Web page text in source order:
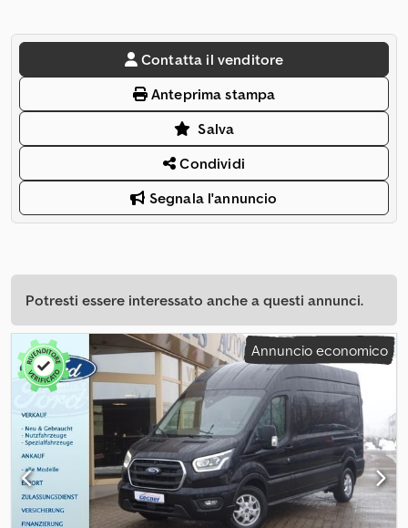
Contatta il venditore
Anteprima stampa
Salva
Condividi
Segnala l'annuncio
Potresti essere interessato anche a questi annunci.
Annuncio economico